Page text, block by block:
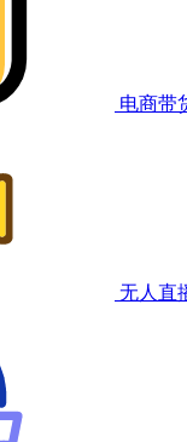
电商带
无人直